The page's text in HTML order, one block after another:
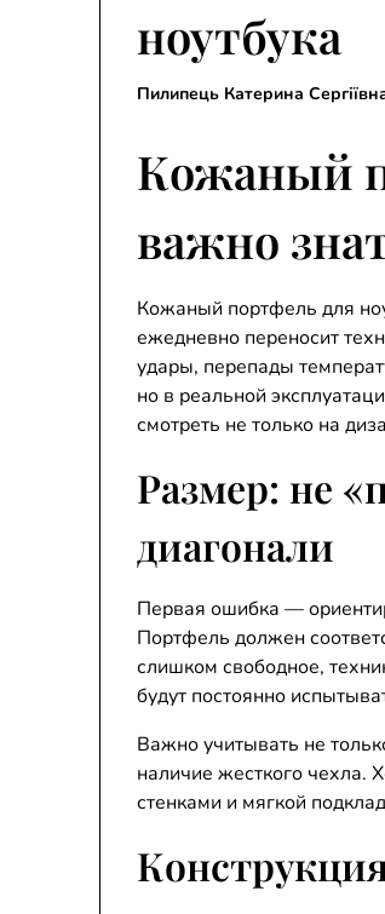
ноутбука
Пилипець Катерина
Кожаный
важно
Кожаный портфель для
ежедневно переносит
удары, перепады
но в реальной
смотреть не только на
Размер: не
диагонали
Первая ошибка —
Портфель должен
слишком свободное,
будут постоянно
Важно учитывать не
наличие жесткого чехла.
стенками и мягкой